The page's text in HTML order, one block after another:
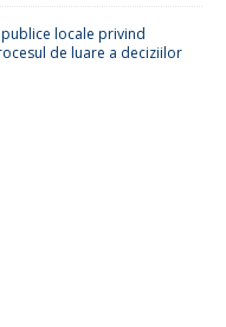
locale privind
de luare a deciziilor